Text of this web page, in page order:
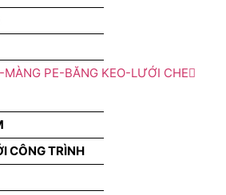
PE-BĂNG KEO-LƯỚI CHE
CÔNG TRÌNH